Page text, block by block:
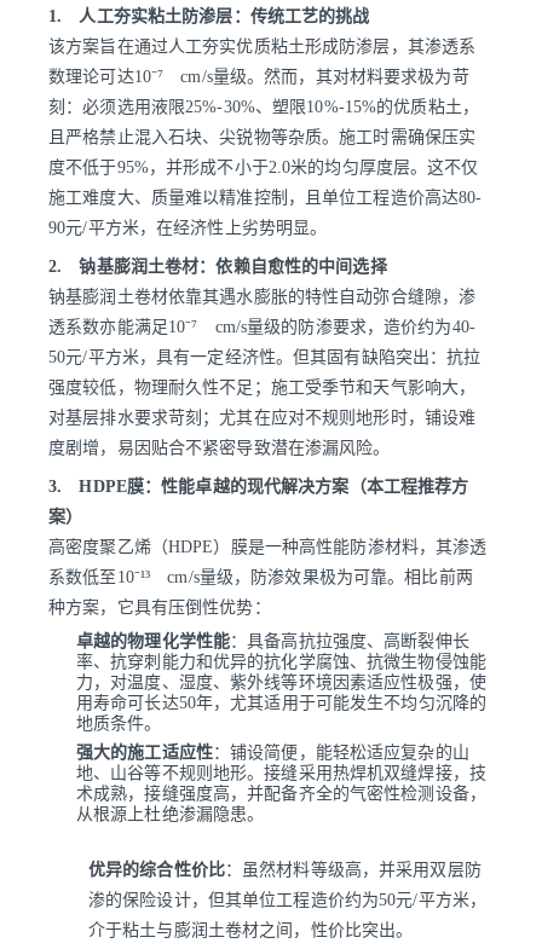
1. 人工夯实粘土防渗层：传统工艺的挑战
该方案旨在通过人工夯实优质粘土形成防渗层，其渗透系
数理论可达10⁻⁷ cm/s量级。然而，其对材料要求极为苛
刻：必须选用液限25%-30%、塑限10%-15%的优质粘土，
且严格禁止混入石块、尖锐物等杂质。施工时需确保压实
度不低于95%，并形成不小于2.0米的均匀厚度层。这不仅
施工难度大、质量难以精准控制，且单位工程造价高达80-
90元/平方米，在经济性上劣势明显。
2. 钠基膨润土卷材：依赖自愈性的中间选择
钠基膨润土卷材依靠其遇水膨胀的特性自动弥合缝隙，渗
透系数亦能满足10⁻⁷ cm/s量级的防渗要求，造价约为40-
50元/平方米，具有一定经济性。但其固有缺陷突出：抗拉
强度较低，物理耐久性不足；施工受季节和天气影响大，
对基层排水要求苛刻；尤其在应对不规则地形时，铺设难
度剧增，易因贴合不紧密导致潜在渗漏风险。
3. HDPE膜：性能卓越的现代解决方案（本工程推荐方
案）
高密度聚乙烯（HDPE）膜是一种高性能防渗材料，其渗透
系数低至10⁻¹³ cm/s量级，防渗效果极为可靠。相比前两
种方案，它具有压倒性优势：
卓越的物理化学性能：具备高抗拉强度、高断裂伸长
率、抗穿刺能力和优异的抗化学腐蚀、抗微生物侵蚀能
力，对温度、湿度、紫外线等环境因素适应性极强，使
用寿命可长达50年，尤其适用于可能发生不均匀沉降的
地质条件。
强大的施工适应性：铺设简便，能轻松适应复杂的山
地、山谷等不规则地形。接缝采用热焊机双缝焊接，技
术成熟，接缝强度高，并配备齐全的气密性检测设备，
从根源上杜绝渗漏隐患。
优异的综合性价比：虽然材料等级高，并采用双层防
渗的保险设计，但其单位工程造价约为50元/平方米，
介于粘土与膨润土卷材之间，性价比突出。